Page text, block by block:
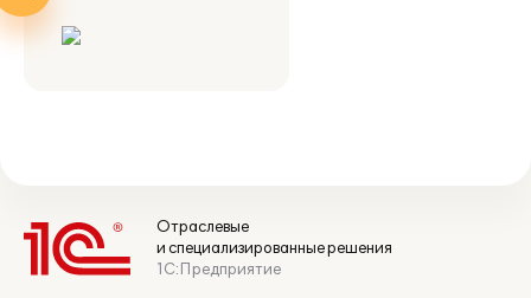
Отраслевые
и специализированные решения
1С:Предприятие